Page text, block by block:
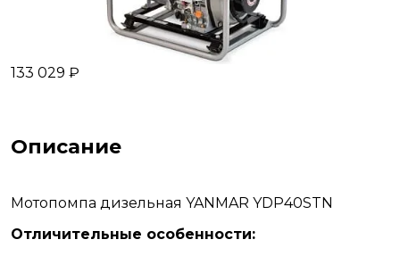
133 029 ₽
Описание
Мотопомпа дизельная YANMAR YDP40STN
Отличительные особенности: